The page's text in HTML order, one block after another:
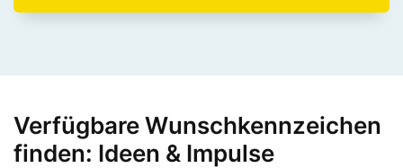
Verfügbare Wunschkennzeichen
finden: Ideen & Impulse